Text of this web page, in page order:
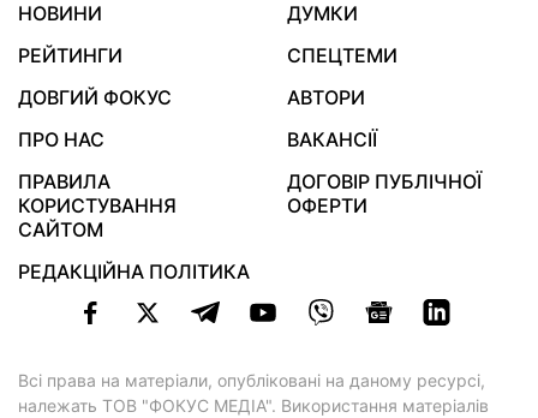
НОВИНИ
ДУМКИ
РЕЙТИНГИ
СПЕЦТЕМИ
ДОВГИЙ ФОКУС
АВТОРИ
ПРО НАС
ВАКАНСІЇ
ПРАВИЛА
КОРИСТУВАННЯ
САЙТОМ
ДОГОВІР ПУБЛІЧНОЇ
ОФЕРТИ
РЕДАКЦІЙНА ПОЛІТИКА
Всі права на матеріали, опубліковані на даному ресурсі,
належать ТОВ "ФОКУС МЕДІА". Використання матеріалів